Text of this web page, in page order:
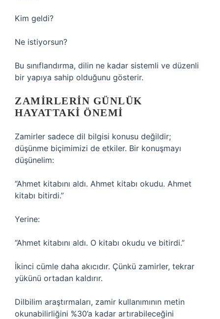
Kim geldi?
Ne istiyorsun?
Bu sınıflandırma, dilin ne kadar sistemli ve düzenli
bir yapıya sahip olduğunu gösterir.
ZAMIRLERIN GÜNLÜK
HAYATTAKI ÖNEMI
Zamirler sadece dil bilgisi konusu değildir;
düşünme biçimimizi de etkiler. Bir konuşmayı
düşünelim:
“Ahmet kitabını aldı. Ahmet kitabı okudu. Ahmet
kitabı bitirdi.”
Yerine:
“Ahmet kitabını aldı. O kitabı okudu ve bitirdi.”
İkinci cümle daha akıcıdır. Çünkü zamirler, tekrar
yükünü ortadan kaldırır.
Dilbilim araştırmaları, zamir kullanımının metin
okunabilirliğini %30’a kadar artırabileceğini